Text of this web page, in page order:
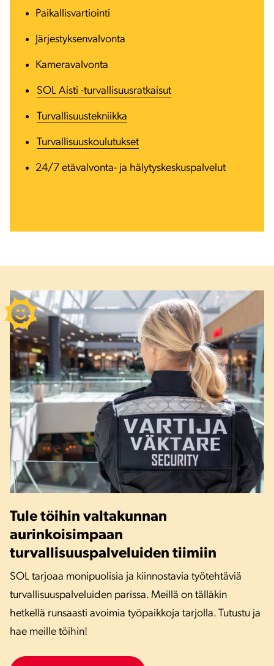
Paikallisvartiointi
Järjestyksenvalvonta
Kameravalvonta
SOL Aisti -turvallisuusratkaisut
Turvallisuustekniikka
Turvallisuuskoulutukset
24/7 etävalvonta- ja hälytyskeskuspalvelut
Tule töihin valtakunnan
aurinkoisimpaan
turvallisuuspalveluiden tiimiin
SOL tarjoaa monipuolisia ja kiinnostavia työtehtäviä
turvallisuuspalveluiden parissa. Meillä on tälläkin
hetkellä runsaasti avoimia työpaikkoja tarjolla. Tutustu ja
hae meille töihin!